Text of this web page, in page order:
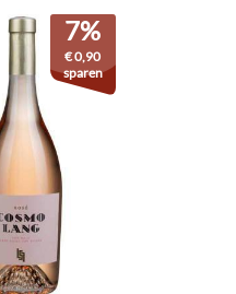
7%
€0,90
sparen